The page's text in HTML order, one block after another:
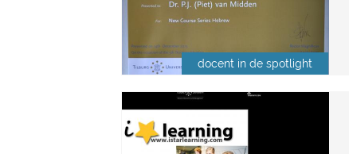
docent in de spotlight
bobvdbistar.png